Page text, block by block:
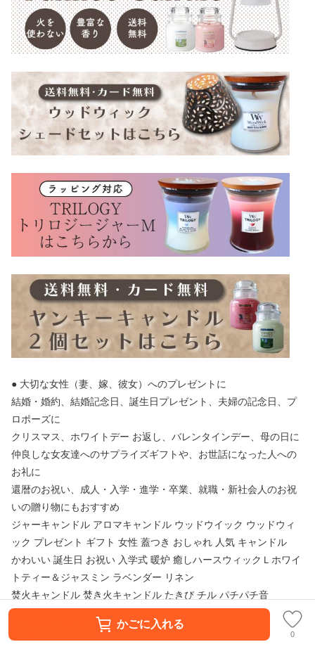
かごに入れる
0
● 大切な女性（妻、嫁、彼女）へのプレゼントに
結婚・婚約、結婚記念日、誕生日プレゼント、夫婦の記念日、プ
ロポーズに
クリスマス、ホワイトデー お返し、バレンタインデー、母の日に
仲良しな女友達へのサプライズギフトや、お世話になった人への
お礼に
還暦のお祝い、成人・入学・進学・卒業、就職・新社会人のお祝
いの贈り物にもおすすめ
ジャーキャンドル アロマキャンドル ウッドウイック ウッドウィ
ック プレゼント ギフト 女性 蓋つき おしゃれ 人気 キャンドル
かわいい 誕生日 お祝い 入学式 暖炉 癒しハースウィックＬホワイ
トティー＆ジャスミン ラベンダー リネン
焚火キャンドル 焚き火キャンドル たきび チル パチパチ音
【キャンドルを上手に楽しむために】